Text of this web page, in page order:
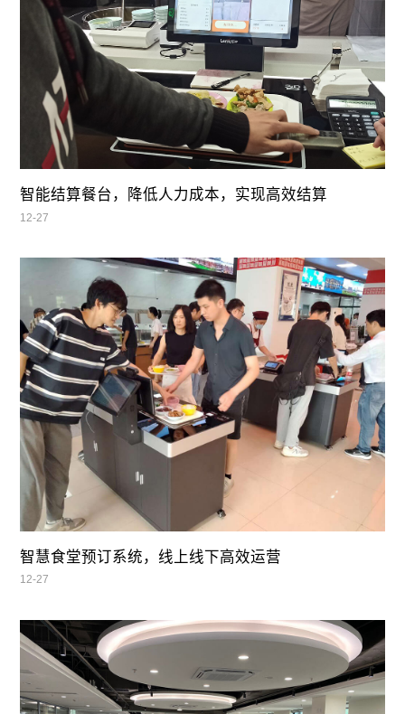
智能结算餐台，降低人力成本，实现高效结算
12-27
智慧食堂预订系统，线上线下高效运营
12-27